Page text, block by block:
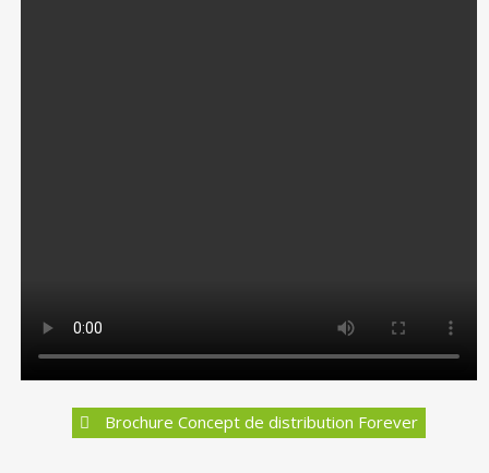
Brochure Concept de distribution Forever